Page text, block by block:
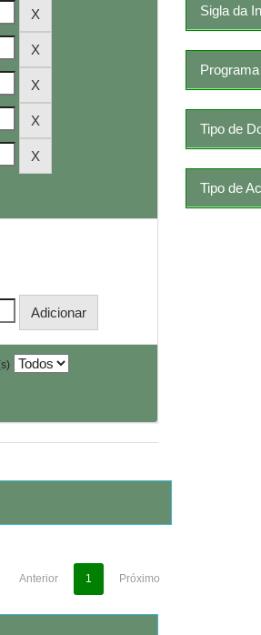
Anterior 1 Próximo
Sigla da
Programa
Tipo de
Tipo de